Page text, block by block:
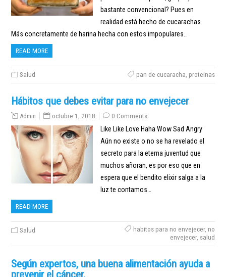
bastante convencional? Pues en
realidad está hecho de cucarachas.
Más concretamente de harina hecha con estos impopulares…
READ MORE
Salud pan de cucaracha, proteinas
Hábitos que debes evitar para no envejecer
Admin octubre 1, 2018 0 Comments
Like Like Love Haha Wow Sad Angry
Aún no existe o no se ha revelado el
secreto para la eterna juventud que
muchos añoran, es por eso que en
espera que el bendito elixir salga a la
luz te contamos…
READ MORE
Salud habitos para no envejecer, no
envejecer, salud
Según expertos, una buena alimentación ayuda a
prevenir el cáncer.